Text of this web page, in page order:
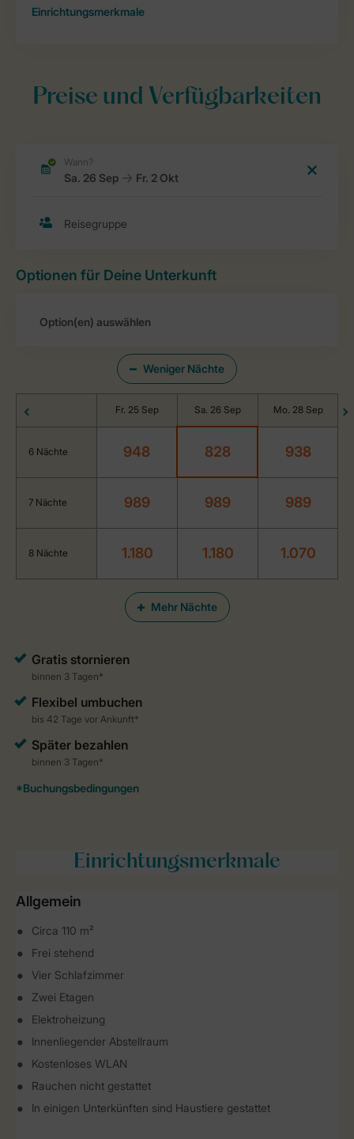
Einrichtungsmerkmale
Preise und Verfügbarkeiten
Optionen für Deine Unterkunft
Weniger Nächte
Mehr Nächte
Fr. 25 Sep Sa. 26 Sep Mo. 28 Sep
6 Nächte 948 828 938
7 Nächte 989 989 989
8 Nächte 1.180 1.180 1.070
Einrichtungsmerkmale
Allgemein
Circa 110 m²
Frei stehend
Vier Schlafzimmer
Zwei Etagen
Elektroheizung
Innenliegender Abstellraum
Kostenloses WLAN
Rauchen nicht gestattet
In einigen Unterkünften sind Haustiere gestattet